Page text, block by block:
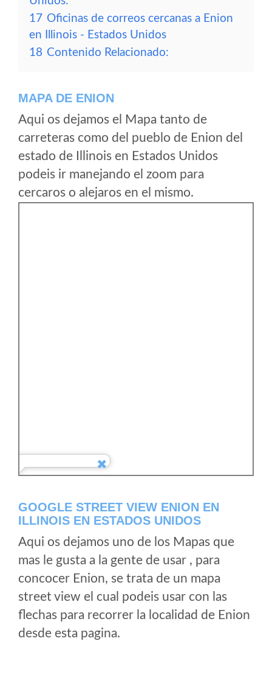
17 Oficinas de correos cercanas a Enion
en Illinois - Estados Unidos
18 Contenido Relacionado:
MAPA DE ENION
Aqui os dejamos el Mapa tanto de
carreteras como del pueblo de Enion del
estado de Illinois en Estados Unidos
podeis ir manejando el zoom para
cercaros o alejaros en el mismo.
GOOGLE STREET VIEW ENION EN
ILLINOIS EN ESTADOS UNIDOS
Aqui os dejamos uno de los Mapas que
mas le gusta a la gente de usar , para
concocer Enion, se trata de un mapa
street view el cual podeis usar con las
flechas para recorrer la localidad de Enion
desde esta pagina.